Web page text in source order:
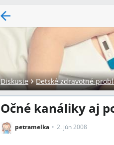
Diskusie Detské zdravotné
Očné kanáliky aj
petramelka 2. jún 2008